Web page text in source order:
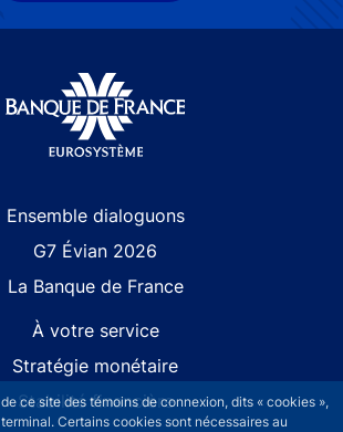
ce site des témoins de connexion, dits « cookies »,
Certains cookies sont nécessaires au
Ensemble dialoguons
G7 Évian 2026
La Banque de France
À votre service
Stratégie monétaire
Stabilité financière